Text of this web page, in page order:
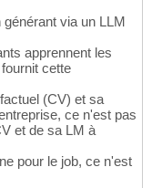
via un LLM
apprennent les
cette
(CV) et sa
ce n'est pas
et de sa LM à
pour le job, ce n'est